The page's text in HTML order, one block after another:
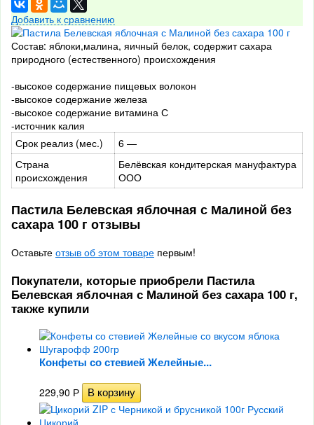
Добавить к сравнению
Состав: яблоки,малина, яичный белок, содержит сахара
природного (естественного) происхождения
-высокое содержание пищевых волокон
-высокое содержание железа
-высокое содержание витамина С
-источник калия
Срок реализ (мес.)
6 —
Страна
происхождения
Белёвская кондитерская мануфактура
ООО
Пастила Белевская яблочная с Малиной без
сахара 100 г отзывы
Оставьте отзыв об этом товаре первым!
Покупатели, которые приобрели Пастила
Белевская яблочная с Малиной без сахара 100 г,
также купили
Конфеты со стевией Желейные...
229,90 Р